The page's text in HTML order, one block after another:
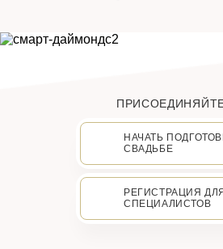
НАЧАТЬ
СВАДЬБЕ
РЕГИСТРАЦИЯ ДЛЯ
СПЕЦИАЛИСТОВ